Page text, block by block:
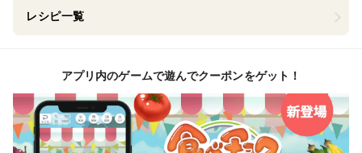
レシピ一覧
アプリ内のゲームで遊んでクーポンをゲット！